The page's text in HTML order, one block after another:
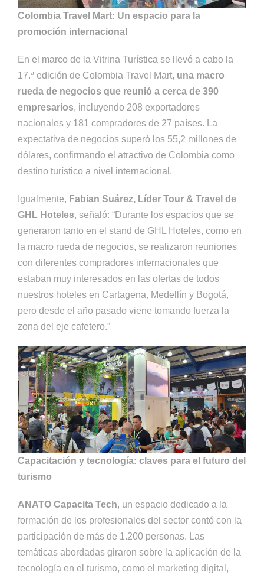
Colombia Travel Mart: Un espacio para la
promoción internacional
En el marco de la Vitrina Turística se llevó a cabo la
17.ª edición de Colombia Travel Mart, una macro
rueda de negocios que reunió a cerca de 390
empresarios, incluyendo 208 exportadores
nacionales y 181 compradores de 27 países. La
expectativa de negocios superó los 55,2 millones de
dólares, confirmando el atractivo de Colombia como
destino turístico a nivel internacional.
Igualmente, Fabian Suárez, Líder Tour & Travel de
GHL Hoteles, señaló: “Durante los espacios que se
generaron tanto en el stand de GHL Hoteles, como en
la macro rueda de negocios, se realizaron reuniones
con diferentes compradores internacionales que
estaban muy interesados en las ofertas de todos
nuestros hoteles en Cartagena, Medellín y Bogotá,
pero desde el año pasado viene tomando fuerza la
zona del eje cafetero.”
Capacitación y tecnología: claves para el futuro del
turismo
ANATO Capacita Tech, un espacio dedicado a la
formación de los profesionales del sector contó con la
participación de más de 1.200 personas. Las
temáticas abordadas giraron sobre la aplicación de la
tecnología en el turismo, como el marketing digital,